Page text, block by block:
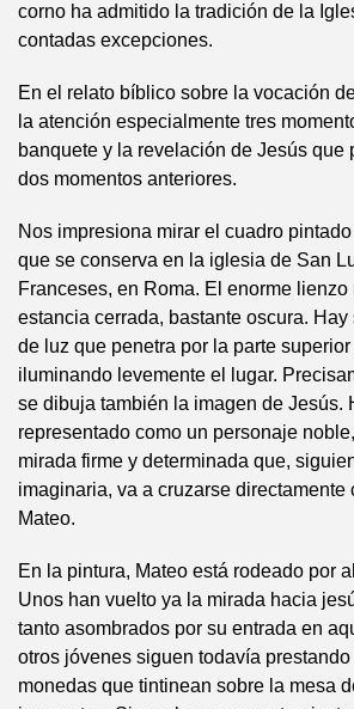
corno ha admitido la tradición de la
contadas excepciones.
En el relato bíblico sobre la vocación
la atención especialmente tres
banquete y la revelación de Jesús que
dos momentos anteriores.
Nos impresiona mirar el cuadro
que se conserva en la iglesia de San
Franceses, en Roma. El enorme lienzo
estancia cerrada, bastante oscura.
de luz que penetra por la parte
iluminando levemente el lugar.
se dibuja también la imagen de Jesús.
representado como un personaje
mirada firme y determinada que,
imaginaria, va a cruzarse directamente
Mateo.
En la pintura, Mateo está rodeado por
Unos han vuelto ya la mirada hacia
tanto asombrados por su entrada en
otros jóvenes siguen todavía
monedas que tintinean sobre la mesa